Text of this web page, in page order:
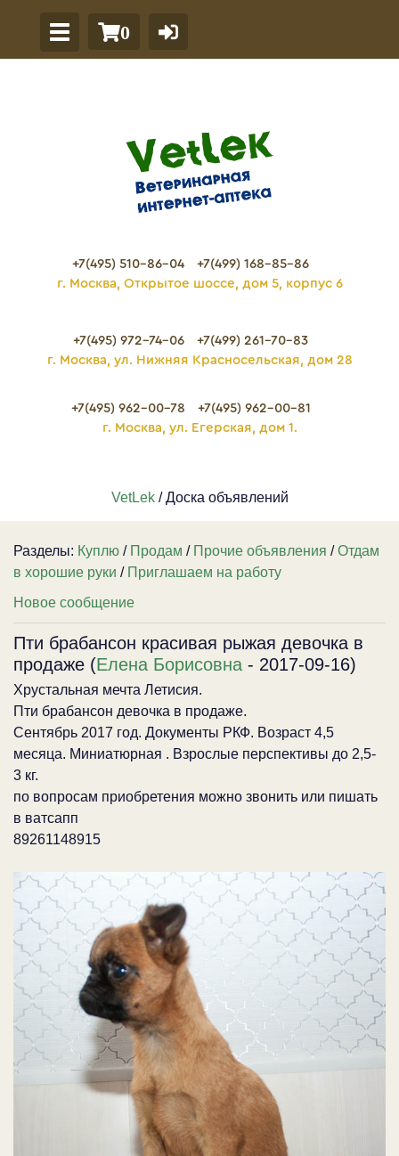
0
+7(495) 510-86-04
+7(499) 168-85-86
г. Москва, Открытое шоссе, дом 5, корпус 6
+7(495) 972-74-06
+7(499) 261-70-83
г. Москва, ул. Нижняя Красносельская, дом 28
+7(495) 962-00-78
+7(495) 962-00-81
г. Москва, ул. Егерская, дом 1.
VetLek/ Доска объявлений
Разделы: Куплю / Продам / Прочие объявления /Отдам
в хорошие руки / Приглашаем на работу
Новое сообщение
Пти брабансон красивая рыжая девочка в
продаже (Елена Борисовна - 2017-09-16)
Хрустальная мечта Летисия.
Пти брабансон девочка в продаже.
Сентябрь 2017 год. Документы РКФ. Возраст 4,5
месяца. Миниатюрная . Взрослые перспективы до 2,5-
3 кг.
по вопросам приобретения можно звонить или пишать
в ватсапп
89261148915